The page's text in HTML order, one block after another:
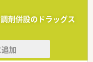
剤併設のドラッグス
加